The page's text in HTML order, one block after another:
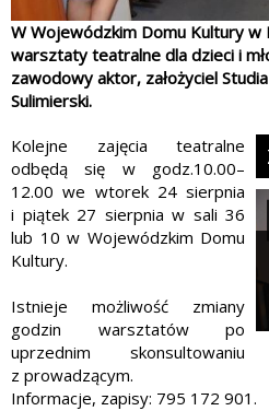
W Wojewódzkim Domu Kultury w
warsztaty teatralne dla dzieci i
zawodowy aktor, założyciel
Sulimierski.
Kolejne zajęcia teatralne
odbędą się w godz.10.00–
12.00 we wtorek 24 sierpnia
i piątek 27 sierpnia w sali 36
lub 10 w Wojewódzkim Domu
Kultury.
Istnieje możliwość zmiany
godzin warsztatów po
uprzednim skonsultowaniu
z prowadzącym.
Informacje, zapisy: 795 172 901.